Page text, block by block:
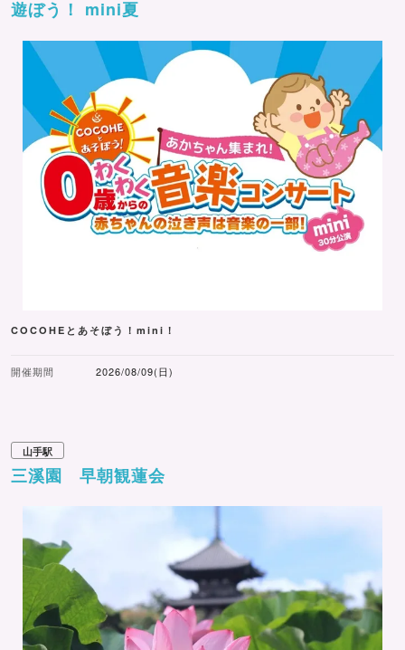
遊ぼう！ mini夏
COCOHEとあそぼう！mini！
開催期間 2026/08/09(日)
山手駅
三溪園 早朝観蓮会